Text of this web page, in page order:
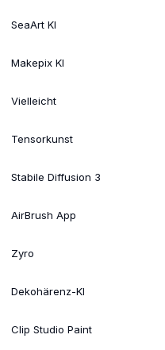
SeaArt KI
Makepix KI
Vielleicht
Tensorkunst
Stabile Diffusion 3
AirBrush App
Zyro
Dekohärenz-KI
Clip Studio Paint